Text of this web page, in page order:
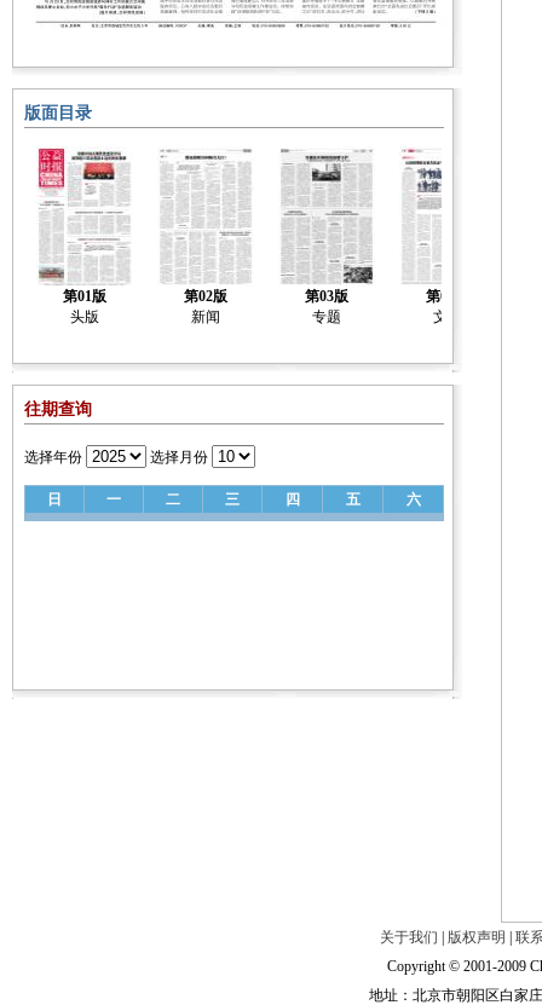
版面目录
第01版
头版
第02版
新闻
第03版
专题
第04版
文化
往期查询
选择年份 选择月份
日 一 二 三 四 五 六
关于我们 版权声明
联
Copyright © 2001-2009
地址：北京市朝阳区白家